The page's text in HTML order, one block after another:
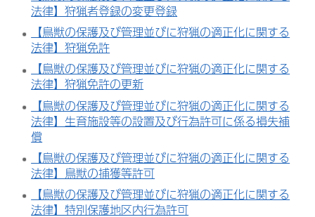
法律】狩猟者登録の変更登録
【鳥獣の保護及び管理並びに狩猟の適正化に関する
法律】狩猟免許
【鳥獣の保護及び管理並びに狩猟の適正化に関する
法律】狩猟免許の更新
【鳥獣の保護及び管理並びに狩猟の適正化に関する
法律】生育施設等の設置及び行為許可に係る損失補
償
【鳥獣の保護及び管理並びに狩猟の適正化に関する
法律】鳥獣の捕獲等許可
【鳥獣の保護及び管理並びに狩猟の適正化に関する
法律】特別保護地区内行為許可